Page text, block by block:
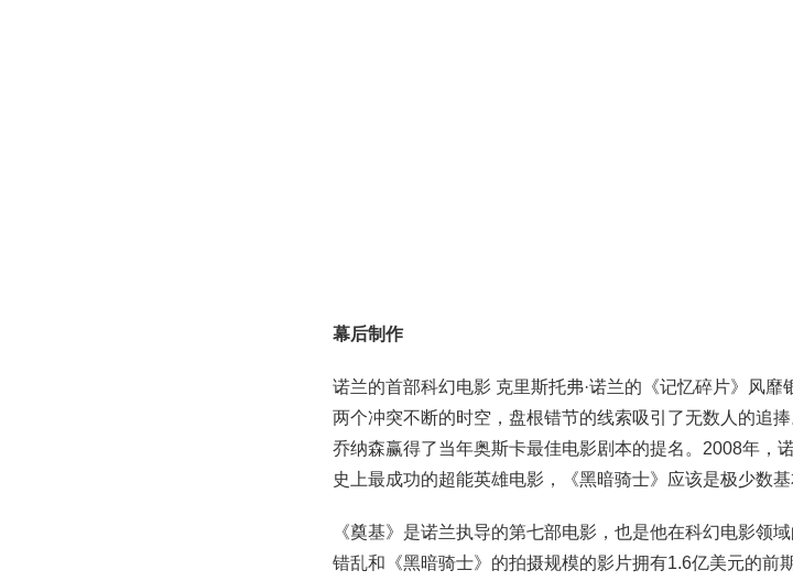
幕后制作
诺兰的首部科幻电影 克里斯托弗·诺兰的《记忆碎片》风
两个冲突不断的时空，盘根错节的线索吸引了无数人的追
乔纳森赢得了当年奥斯卡最佳电影剧本的提名。2008年，
史上最成功的超能英雄电影，《黑暗骑士》应该是极少数
《奠基》是诺兰执导的第七部电影，也是他在科幻电影领
错乱和《黑暗骑士》的拍摄规模的影片拥有1.6亿美元的前